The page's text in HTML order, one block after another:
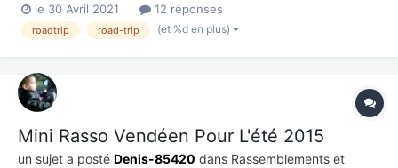
connaissais déjà pour y avoir passé 3 mois en stage pendant
mes études (et avoir déjà fait en vitesse...
le 30 Avril 2021 12 réponses
roadtrip road-trip (et %d en plus)
Mini Rasso Vendéen Pour L'été 2015
un sujet a posté Denis-85420 dans Rassemblements et